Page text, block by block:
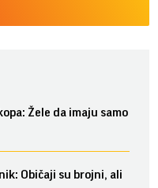
Žele da imaju samo
Običaji su brojni, ali